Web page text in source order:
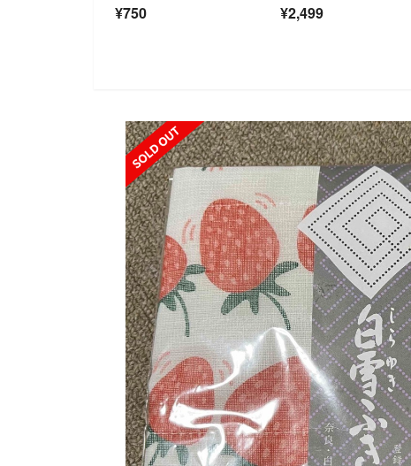
¥750 ¥2,499
SOLD OUT